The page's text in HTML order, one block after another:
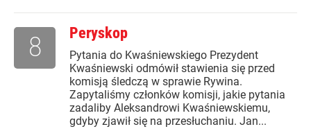
Peryskop
Pytania do Kwaśniewskiego Prezydent
Kwaśniewski odmówił stawienia się przed
komisją śledczą w sprawie Rywina.
Zapytaliśmy członków komisji, jakie pytania
zadaliby Aleksandrowi Kwaśniewskiemu,
gdyby zjawił się na przesłuchaniu. Jan...
8